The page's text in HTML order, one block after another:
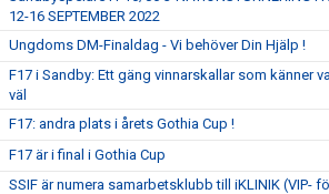
12-16 SEPTEMBER 2022
Ungdoms DM-Finaldag - Vi behöver Din Hjälp !
F17 i Sandby: Ett gäng vinnarskallar som känner
väl
F17: andra plats i årets Gothia Cup !
F17 är i final i Gothia Cup
SSIF är numera samarbetsklubb till iKLINIK (VIP-